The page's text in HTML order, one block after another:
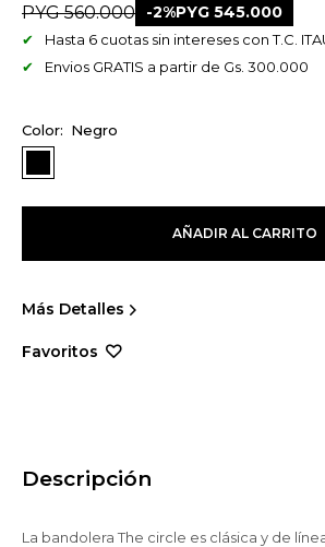
PYG 560.000 2 PYG 545.000
Hasta 6 cuotas sin intereses con T.C.
Envios GRATIS a partir de Gs. 300.000
Negro
AÑADIR AL CARRITO
Más Detalles
Descripción
La bandolera The circle es clásica y de